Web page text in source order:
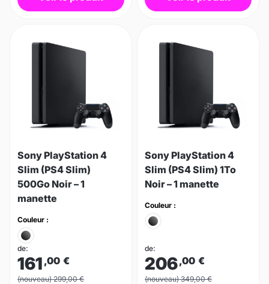
Sony PlayStation 4
Slim (PS4 Slim)
500Go Noir – 1
manette
Couleur :
de:
161 ,00 €
(nouveau) 299,00 €
Sony PlayStation 4
Slim (PS4 Slim) 1To
Noir – 1 manette
Couleur :
de:
206,00 €
(nouveau) 349,00 €